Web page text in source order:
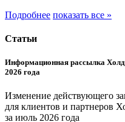
Подробнее показать все »
Статьи
Информационная рассылка
2026 года
Изменение действующего
для клиентов и партнеров
за июль 2026 года